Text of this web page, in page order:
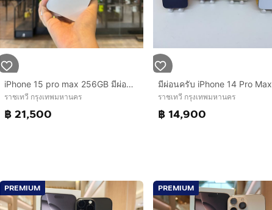
iPhone 15 pro max 256GB มีผ่อนครับ
ราชเทวี กรุงเทพมหานคร
฿ 21,500
มีผ่อนครับ iPhone 14 Pro Max
ราชเทวี กรุงเทพมหานคร
฿ 14,900
PREMIUM PREMIUM